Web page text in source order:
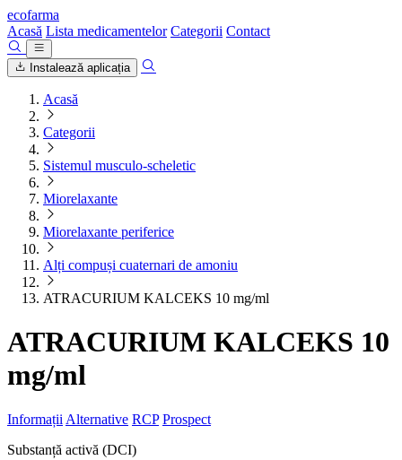
ecofarma
Acasă Lista medicamentelor Categorii Contact
Instalează aplicația
Acasă
Categorii
Sistemul musculo-scheletic
Miorelaxante
Miorelaxante periferice
Alți compuși cuaternari de amoniu
ATRACURIUM KALCEKS 10 mg/ml
ATRACURIUM KALCEKS 10
mg/ml
Informații Alternative RCP Prospect
Substanță activă (DCI)